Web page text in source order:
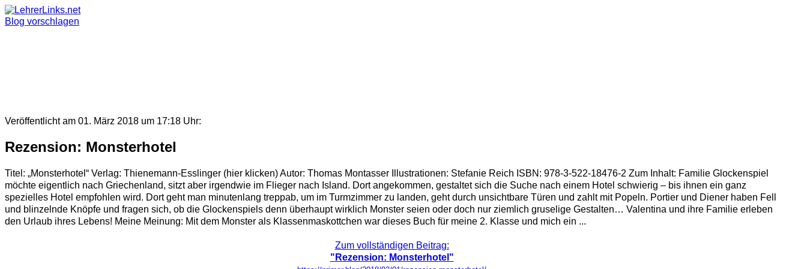
Skip
to
Blog vorschlagen
Veröffentlicht am 01. März 2018 um 17:18 Uhr:
Rezension: Monsterhotel
Titel: „Monsterhotel“ Verlag: Thienemann-Esslinger (hier klicken) Autor: Thomas Montasser Illustrationen: Stefanie Reich ISBN: 978-3-522-18476-2 Zum Inhalt: Familie Glockenspiel
möchte eigentlich nach Griechenland, sitzt aber irgendwie im Flieger nach Island. Dort angekommen, gestaltet sich die Suche nach einem Hotel schwierig – bis ihnen ein ganz
spezielles Hotel empfohlen wird. Dort geht man minutenlang treppab, um im Turmzimmer zu landen, geht durch unsichtbare Türen und zahlt mit Popeln. Portier und Diener haben Fell
und blinzelnde Knöpfe und fragen sich, ob die Glockenspiels denn überhaupt wirklich Monster seien oder doch nur ziemlich gruselige Gestalten… Valentina und ihre Familie erleben
den Urlaub ihres Lebens! Meine Meinung: Mit dem Monster als Klassenmaskottchen war dieses Buch für meine 2. Klasse und mich ein ...
Zum vollständigen Beitrag:
"Rezension: Monsterhotel"